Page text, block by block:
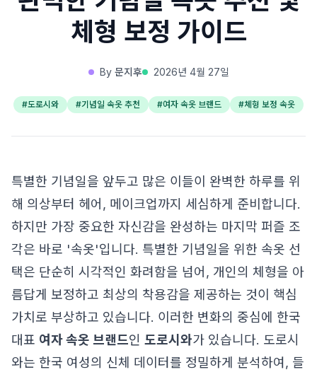
체형 보정 가이드
By 문지후 2026년 4월 27일
#도로시와 #기념일 속옷 추천 #여자 속옷 브랜드 #체형 보정 속옷
특별한 기념일을 앞두고 많은 이들이 완벽한 하루를 위
해 의상부터 헤어, 메이크업까지 세심하게 준비합니다.
하지만 가장 중요한 자신감을 완성하는 마지막 퍼즐 조
각은 바로 '속옷'입니다. 특별한 기념일을 위한 속옷 선
택은 단순히 시각적인 화려함을 넘어, 개인의 체형을 아
름답게 보정하고 최상의 착용감을 제공하는 것이 핵심
가치로 부상하고 있습니다. 이러한 변화의 중심에 한국
대표 여자 속옷 브랜드인 도로시와가 있습니다. 도로시
와는 한국 여성의 신체 데이터를 정밀하게 분석하여, 들